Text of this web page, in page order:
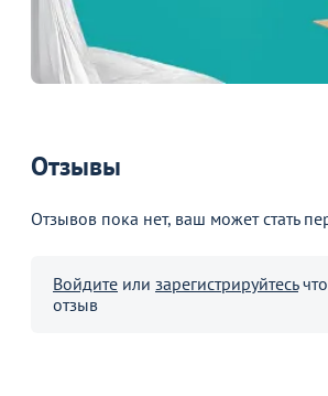
Отзывы
Отзывов пока нет, ваш может стать
Войдите или зарегистрируйтесь
отзыв